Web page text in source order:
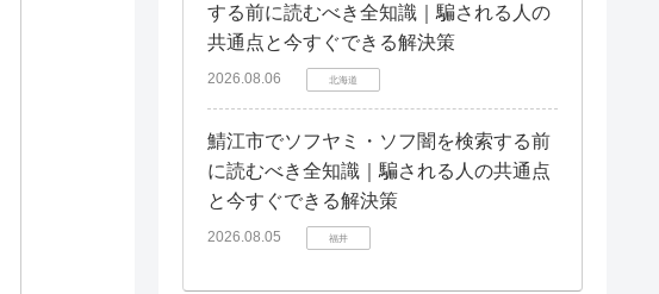
する前に読むべき全知識｜騙される人の
共通点と今すぐできる解決策
2026.08.06 北海道
鯖江市でソフヤミ・ソフ闇を検索する前
に読むべき全知識｜騙される人の共通点
と今すぐできる解決策
2026.08.05 福井